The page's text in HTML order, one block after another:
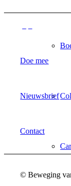
Doe mee
Nieuwsbrief
Contact
© Beweging